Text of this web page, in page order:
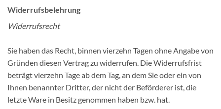
Widerrufsbelehrung
Widerrufsrecht
Sie haben das Recht, binnen vierzehn Tagen ohne Angabe von
Gründen diesen Vertrag zu widerrufen. Die Widerrufsfrist
beträgt vierzehn Tage ab dem Tag, an dem Sie oder ein von
Ihnen benannter Dritter, der nicht der Beförderer ist, die
letzte Ware in Besitz genommen haben bzw. hat.